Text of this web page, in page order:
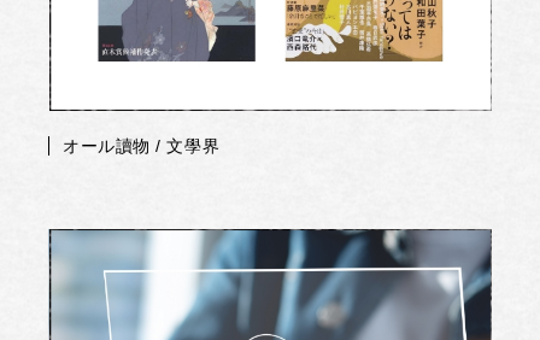
オール讀物 / 文學界